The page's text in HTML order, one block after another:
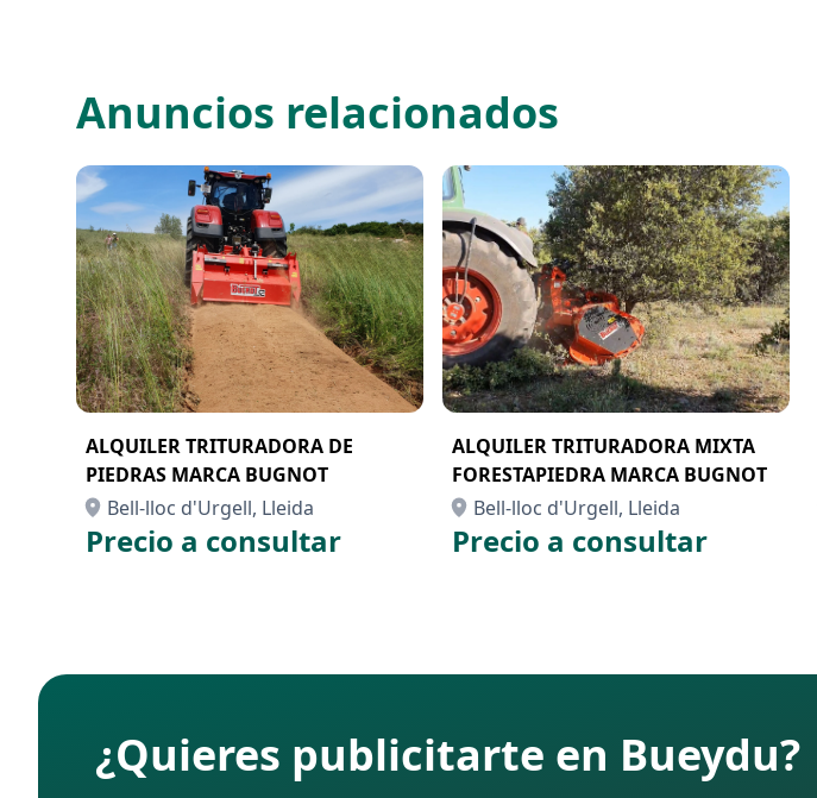
Anuncios relacionados
ALQUILER TRITURADORA DE
PIEDRAS MARCA BUGNOT
Bell-lloc d'Urgell, Lleida
Precio a consultar
ALQUILER TRITURADORA MIXTA
FORESTAPIEDRA MARCA BUGNOT
Bell-lloc d'Urgell, Lleida
Precio a consultar
¿Quieres publicitarte en Bueydu?